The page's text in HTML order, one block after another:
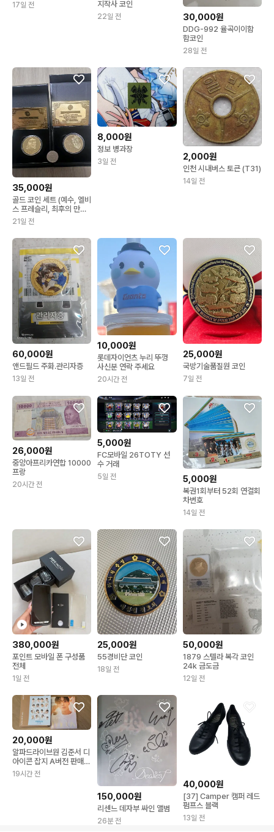
17일 전 지작사 코인
22일 전 30,000원
DDG-992 율곡이이함
함코인
28일 전
35,000원
골드 코인 세트 (예수, 엘비
스 프레슬리, 최후의 만
찬),2종일괄
21일 전
8,000원
정보 병과장
3일 전 2,000원
인천 시내버스 토큰 (T31)
14일 전
60,000원
앤드필드 주화.관리자증
13일 전
10,000원
롯데자이언츠 누리 뚜껑
사신분 연락 주세요
20시간 전
25,000원
국방기술품질원 코인
7일 전
26,000원
중앙아프리카연합 10000
프랑
20시간 전
5,000원
FC모바일 26TOTY 선
수 거래
5일 전 5,000원
복권1회부터 52회 연결회
차번호
14일 전
380,000원
포인트 모바일 폰 구성품
전체
1일 전
25,000원
55경비단 코인
18일 전
50,000원
1879 스텔라 복각 코인
24k 금도금
12일 전
20,000원
알파드라이브원 김준서 디
아이콘 잡지 A버전 판매합
니다
19시간 전
150,000원
리센느 데자부 싸인 앨범
26분 전
40,000원
[37] Camper 캠퍼 레드
펌프스 블랙
13일 전